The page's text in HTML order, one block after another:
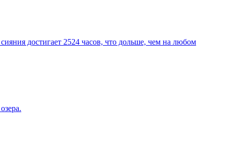
достигает 2524 часов, что дольше, чем на любом